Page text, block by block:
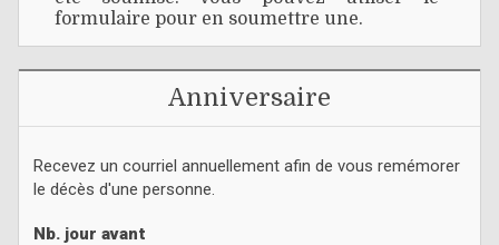
formulaire pour en soumettre une.
Anniversaire
Recevez un courriel annuellement afin de vous remémorer
le décès d'une personne.
Nb. jour avant